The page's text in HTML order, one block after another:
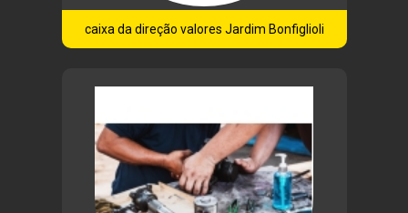
caixa da direção valores Jardim Bonfiglioli